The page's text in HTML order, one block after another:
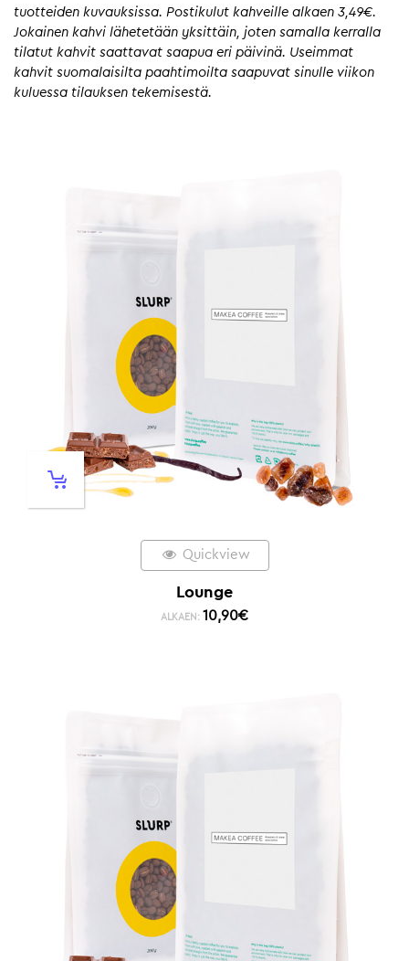
tuotteiden kuvauksissa. Postikulut kahveille alkaen 3,49€.
Jokainen kahvi lähetetään yksittäin, joten samalla kerralla
tilatut kahvit saattavat saapua eri päivinä. Useimmat
kahvit suomalaisilta paahtimoilta saapuvat sinulle viikon
kuluessa tilauksen tekemisestä.
Quickview
Lounge
ALKAEN: 10,90€